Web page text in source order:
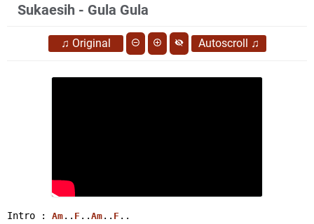
Sukaesih - Gula Gula
♫ Original Autoscroll ♫
Intro : Am .. F .. Am .. F ..